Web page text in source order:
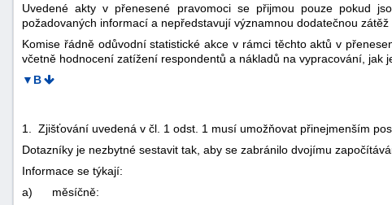
Uvedené akty v přenesené pravomoci se přijmou pouze pokud
požadovaných informací a nepředstavují významnou dodatečnou
Komise řádně odůvodní statistické akce v rámci těchto aktů v
včetně hodnocení zatížení respondentů a nákladů na vypracování,
▼B
1. Zjišťování uvedená v čl. 1 odst. 1 musí umožňovat přinejmenším
Dotazníky je nezbytné sestavit tak, aby se zabránilo dvojímu
Informace se týkají:
a)
měsíčně: